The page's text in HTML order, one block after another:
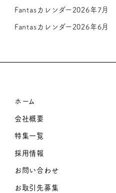
Fantasカレンダー2026年7月
Fantasカレンダー2026年6月
ホーム
会社概要
特集一覧
採用情報
お問い合わせ
お取引先募集